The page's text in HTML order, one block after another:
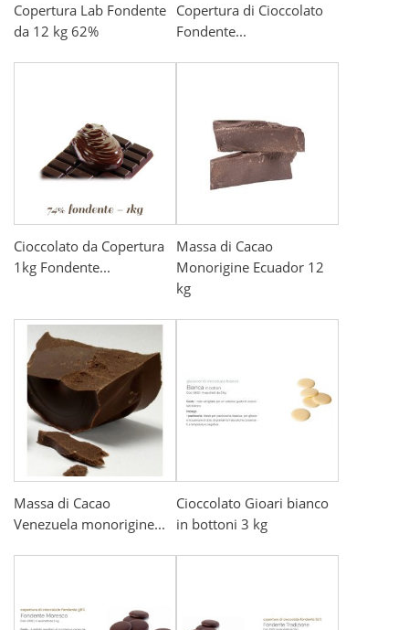
Copertura Lab Fondente
da 12 kg 62%
Copertura di Cioccolato
Fondente...
Cioccolato da Copertura
1kg Fondente...
Massa di Cacao
Monorigine Ecuador 12
kg
Massa di Cacao
Venezuela monorigine...
Cioccolato Gioari bianco
in bottoni 3 kg